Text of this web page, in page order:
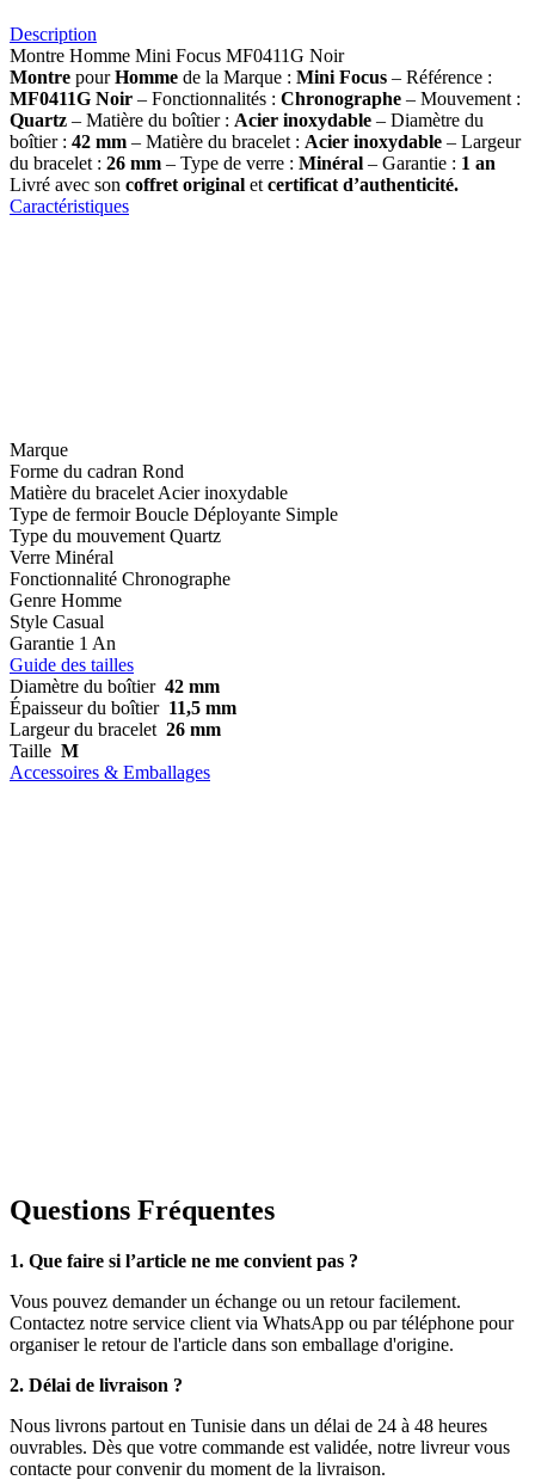
Description
Montre Homme Mini Focus MF0411G Noir
Montre pourHomme de la Marque : Mini Focus – Référence :
MF0411G Noir – Fonctionnalités : Chronographe – Mouvement :
Quartz – Matière du boîtier : Acier inoxydable – Diamètre du
boîtier : 42 mm – Matière du bracelet : Acier inoxydable – Largeur
du bracelet : 26 mm – Type de verre : Minéral – Garantie : 1 an
Livré avec son coffret original et certificat d’authenticité.
Caractéristiques
Marque
Forme du cadran Rond
Matière du bracelet Acier inoxydable
Type de fermoir Boucle Déployante Simple
Type du mouvement Quartz
Verre Minéral
Fonctionnalité Chronographe
Genre Homme
Style Casual
Garantie 1 An
Guide des tailles
Diamètre du boîtier 42 mm
Épaisseur du boîtier 11,5 mm
Largeur du bracelet 26 mm
Taille M
Accessoires & Emballages
Questions Fréquentes
1. Que faire si l’article ne me convient pas ?
Vous pouvez demander un échange ou un retour facilement.
Contactez notre service client via WhatsApp ou par téléphone pour
organiser le retour de l'article dans son emballage d'origine.
2. Délai de livraison ?
Nous livrons partout en Tunisie dans un délai de 24 à 48 heures
ouvrables. Dès que votre commande est validée, notre livreur vous
contacte pour convenir du moment de la livraison.